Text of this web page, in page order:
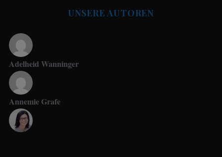
UNSERE AUTOREN
Adelheid Wanninger
Annemie Grafe